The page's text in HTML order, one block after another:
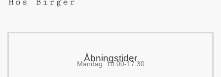
Åbningstider
Mandag: 10.00-17.30